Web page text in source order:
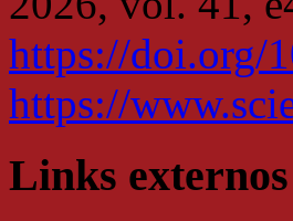
https://doi.org/
https://
Links externos